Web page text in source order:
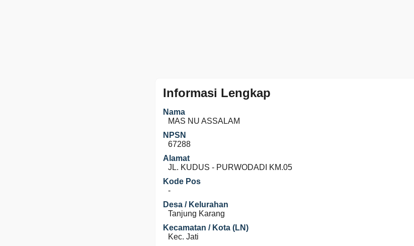
Informasi Lengkap
Nama
MAS NU ASSALAM
NPSN
67288
Alamat
JL. KUDUS - PURWODADI KM.05
Kode Pos
-
Desa / Kelurahan
Tanjung Karang
Kecamatan / Kota (LN)
Kec. Jati